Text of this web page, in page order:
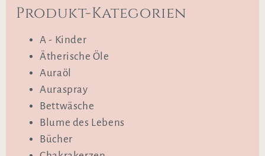
Produkt-Kategorien
A - Kinder
Ätherische Öle
Auraöl
Auraspray
Bettwäsche
Blume des Lebens
Bücher